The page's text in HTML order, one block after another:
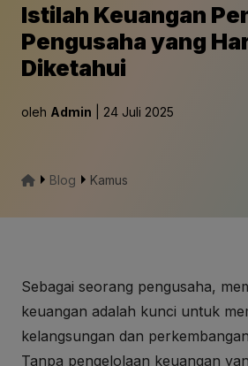
Istilah Keuangan
Pengusaha yang
Diketahui
oleh Admin | 24 Juli 2025
Blog Kamus
Sebagai seorang pengusaha,
keuangan adalah kunci untuk
kelangsungan dan
Tanpa pengelolaan keuangan